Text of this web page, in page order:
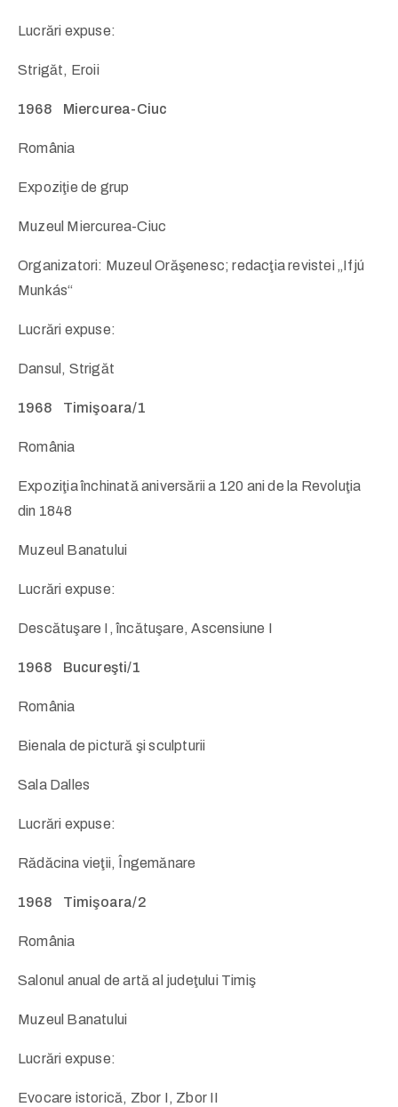
Lucrări expuse:
Strigăt, Eroii
1968 Miercurea-Ciuc
România
Expoziţie de grup
Muzeul Miercurea-Ciuc
Organizatori: Muzeul Orăşenesc; redacţia revistei „Ifjú
Munkás“
Lucrări expuse:
Dansul, Strigăt
1968 Timişoara/1
România
Expoziţia închinată aniversării a 120 ani de la Revoluţia
din 1848
Muzeul Banatului
Lucrări expuse:
Descătuşare I, încătuşare, Ascensiune I
1968 Bucureşti/1
România
Bienala de pictură şi sculpturii
Sala Dalles
Lucrări expuse:
Rădăcina vieţii, Îngemănare
1968 Timişoara/2
România
Salonul anual de artă al judeţului Timiş
Muzeul Banatului
Lucrări expuse:
Evocare istorică, Zbor I, Zbor II